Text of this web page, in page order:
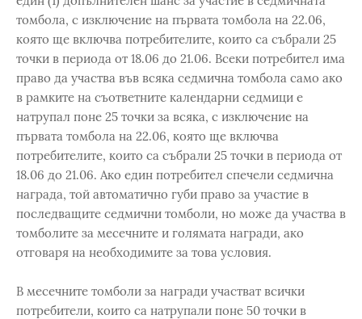
томбола, с изключение на първата томбола на 22.06,
която ще включва потребителите, които са събрали 25
точки в периода от 18.06 до 21.06. Всеки потребител има
право да участва във всяка седмична томбола само ако
в рамките на съответните календарни седмици е
натрупал поне 25 точки за всяка, с изключение на
първата томбола на 22.06, която ще включва
потребителите, които са събрали 25 точки в периода от
18.06 до 21.06. Ако един потребител спечели седмична
награда, той автоматично губи право за участие в
последващите седмични томболи, но може да участва в
томболите за месечните и голямата награди, ако
отговаря на необходимите за това условия.
В месечните томболи за награди участват всички
потребители, които са натрупали поне 50 точки в